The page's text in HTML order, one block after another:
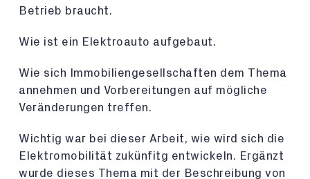
Betrieb braucht.
Wie ist ein Elektroauto aufgebaut.
Wie sich Immobiliengesellschaften dem Thema
annehmen und Vorbereitungen auf mögliche
Veränderungen treffen.
Wichtig war bei dieser Arbeit, wie wird sich die
Elektromobilität zukünfitg entwickeln. Ergänzt
wurde dieses Thema mit der Beschreibung von